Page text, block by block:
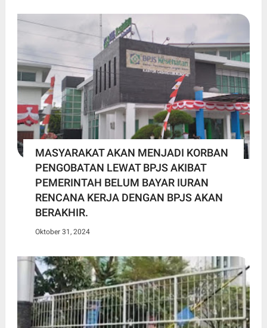
MASYARAKAT AKAN MENJADI KORBAN
PENGOBATAN LEWAT BPJS AKIBAT
PEMERINTAH BELUM BAYAR IURAN
RENCANA KERJA DENGAN BPJS AKAN
BERAKHIR.
Oktober 31, 2024